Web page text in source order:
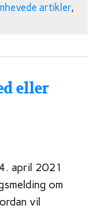
artikler,
eller
april 2021
om
vil